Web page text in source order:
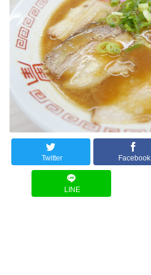
Twitter Facebook
LINE